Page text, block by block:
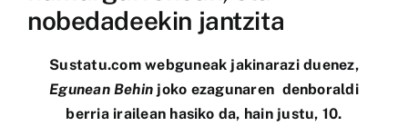
nobedadeekin jantzita
Sustatu.comwebguneak jakinarazi duenez,
Egunean Behin joko ezagunaren denboraldi
berria irailean hasiko da, hain justu, 10.